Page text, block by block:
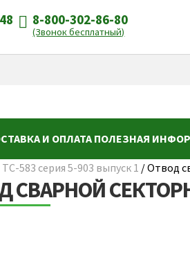
8-800-302-86-80
(Звонок бесплатный)
И ОПЛАТА ПОЛЕЗНАЯ
583 серия 5-903 выпуск 1 /Отвод
СВАРНОЙ